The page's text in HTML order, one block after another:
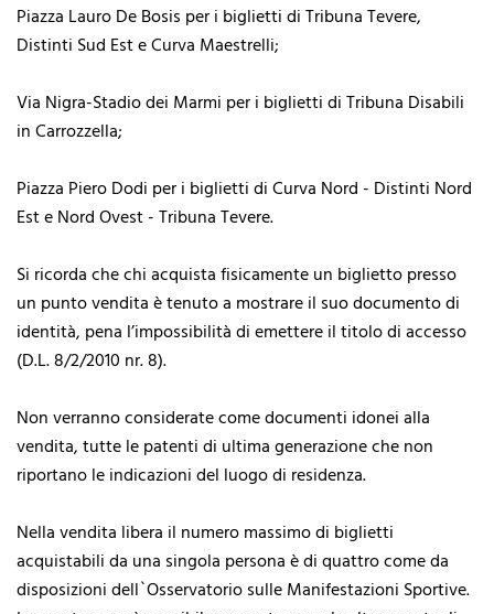
Piazza Lauro De Bosis per i biglietti di Tribuna Tevere,
Distinti Sud Est e Curva Maestrelli;
Via Nigra-Stadio dei Marmi per i biglietti di Tribuna Disabili
in Carrozzella;
Piazza Piero Dodi per i biglietti di Curva Nord - Distinti Nord
Est e Nord Ovest - Tribuna Tevere.
Si ricorda che chi acquista fisicamente un biglietto presso
un punto vendita è tenuto a mostrare il suo documento di
identità, pena l’impossibilità di emettere il titolo di accesso
(D.L. 8/2/2010 nr. 8).
Non verranno considerate come documenti idonei alla
vendita, tutte le patenti di ultima generazione che non
riportano le indicazioni del luogo di residenza.
Nella vendita libera il numero massimo di biglietti
acquistabili da una singola persona è di quattro come da
disposizioni dell`Osservatorio sulle Manifestazioni Sportive.